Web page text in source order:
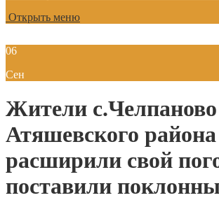
Открыть меню
06
Сен
Жители с.Челпаново
Атяшевского района
расширили свой
поставили